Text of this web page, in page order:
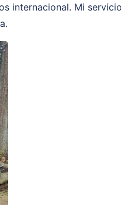
internacional. Mi